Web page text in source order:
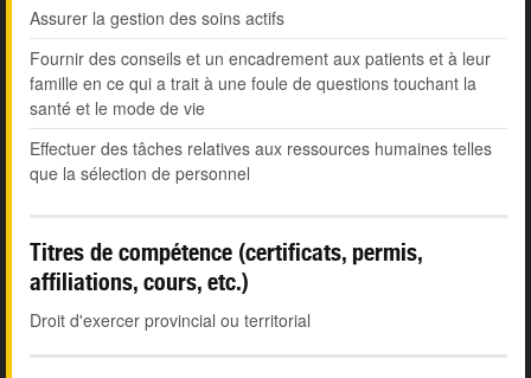
Assurer la gestion des soins actifs
Fournir des conseils et un encadrement aux patients et à leur
famille en ce qui a trait à une foule de questions touchant la
santé et le mode de vie
Effectuer des tâches relatives aux ressources humaines telles
que la sélection de personnel
Titres de compétence (certificats, permis,
affiliations, cours, etc.)
Droit d'exercer provincial ou territorial